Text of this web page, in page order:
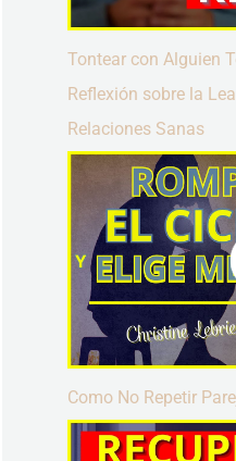
Tontear con Alguien
Reflexión sobre la
Relaciones Sanas
Como No Repetir